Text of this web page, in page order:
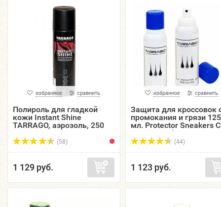
избранное сравнить
Полироль для гладкой
кожи Instant Shine
TARRAGO, аэрозоль, 250
(58)
1 129 руб.
избранное сравнить
Защита для кроссовок
промокания и грязи 125
мл. Protector Sneakers
TARRAGO, флакон.
(44)
1 123 руб.